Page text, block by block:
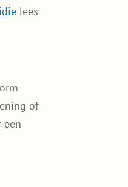
lees
of
een